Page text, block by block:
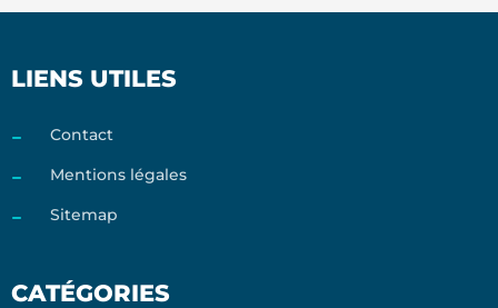
LIENS UTILES
Contact
Mentions légales
Sitemap
CATÉGORIES